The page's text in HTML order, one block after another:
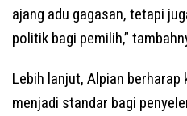
ajang adu gagasan, tetapi
politik bagi pemilih,”
Lebih lanjut, Alpian
menjadi standar bagi